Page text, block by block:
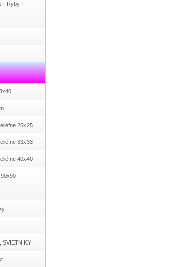
+ Ryby +
25x25
33x33
40x40
SVIETNIKY